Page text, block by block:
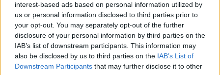
interest-based ads based on personal information utilized by
us or personal information disclosed to third parties prior to
your opt-out. You may separately opt-out of the further
disclosure of your personal information by third parties on the
IAB’s list of downstream participants. This information may
also be disclosed by us to third parties on the IAB’s List of
Downstream Participants that may further disclose it to other